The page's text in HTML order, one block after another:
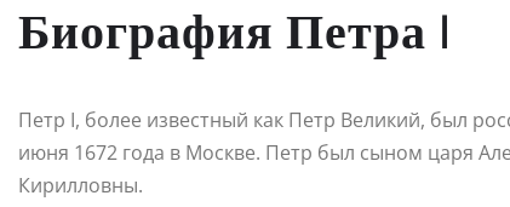
Биография Петра I
Петр I, более известный как Петр Великий, был
июня 1672 года в Москве. Петр был сыном царя
Кирилловны.